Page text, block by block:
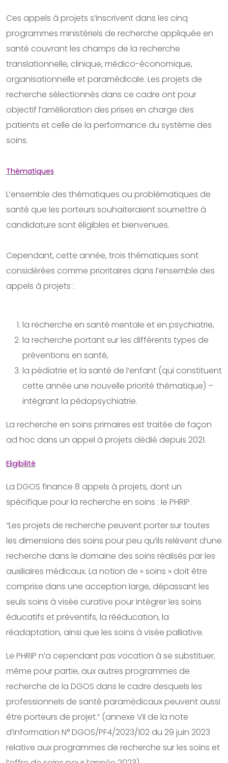
Ces appels à projets s’inscrivent dans les cinq
programmes ministériels de recherche appliquée en
santé couvrant les champs de la recherche
translationnelle, clinique, médico-économique,
organisationnelle et paramédicale. Les projets de
recherche sélectionnés dans ce cadre ont pour
objectif l’amélioration des prises en charge des
patients et celle de la performance du système des
soins.
Thématiques
L’ensemble des thématiques ou problématiques de
santé que les porteurs souhaiteraient soumettre à
candidature sont éligibles et bienvenues.
Cependant, cette année, trois thématiques sont
considérées comme prioritaires dans l’ensemble des
appels à projets :
la recherche en santé mentale et en psychiatrie,
la recherche portant sur les différents types de
préventions en santé,
la pédiatrie et la santé de l’enfant (qui constituent
cette année une nouvelle priorité thématique) –
intégrant la pédopsychiatrie.
La recherche en soins primaires est traitée de façon
ad hoc dans un appel à projets dédié depuis 2021.
Eligibilité
La DGOS finance 8 appels à projets, dont un
spécifique pour la recherche en soins : le PHRIP.
“Les projets de recherche peuvent porter sur toutes
les dimensions des soins pour peu qu’ils relèvent d’une
recherche dans le domaine des soins réalisés par les
auxiliaires médicaux. La notion de « soins » doit être
comprise dans une acception large, dépassant les
seuls soins à visée curative pour intégrer les soins
éducatifs et préventifs, la rééducation, la
réadaptation, ainsi que les soins à visée palliative.
Le PHRIP n’a cependant pas vocation à se substituer,
même pour partie, aux autres programmes de
recherche de la DGOS dans le cadre desquels les
professionnels de santé paramédicaux peuvent aussi
être porteurs de projet.” (annexe VII de la note
d’information N° DGOS/PF4/2023/102 du 29 juin 2023
relative aux programmes de recherche sur les soins et